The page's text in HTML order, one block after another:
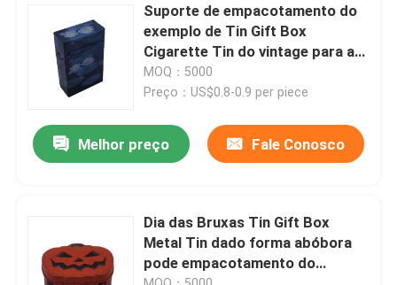
Suporte de empacotamento do
exemplo de Tin Gift Box
Cigarette Tin do vintage para a
decoração Crafting
MOQ：5000
Preço：US$0.8-0.9 per piece
Melhor preço Fale Conosco
Dia das Bruxas Tin Gift Box
Metal Tin dado forma abóbora
pode empacotamento do